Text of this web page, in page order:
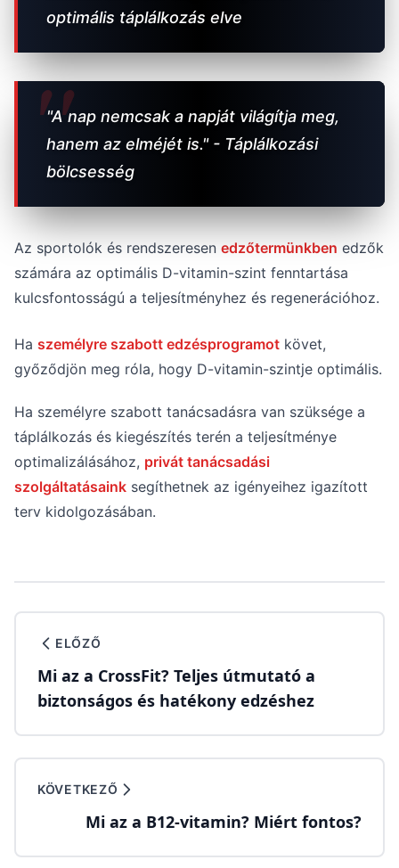
optimális táplálkozás elve
"A nap nemcsak a napját világítja meg,
hanem az elméjét is." - Táplálkozási
bölcsesség
Az sportolók és rendszeresen edzőtermünkben edzők
számára az optimális D-vitamin-szint fenntartása
kulcsfontosságú a teljesítményhez és regenerációhoz.
Ha személyre szabott edzésprogramot követ,
győződjön meg róla, hogy D-vitamin-szintje optimális.
Ha személyre szabott tanácsadásra van szüksége a
táplálkozás és kiegészítés terén a teljesítménye
optimalizálásához, privát tanácsadási
szolgáltatásaink segíthetnek az igényeihez igazított
terv kidolgozásában.
ELŐZŐ
Mi az a CrossFit? Teljes útmutató a
biztonságos és hatékony edzéshez
KÖVETKEZŐ
Mi az a B12-vitamin? Miért fontos?